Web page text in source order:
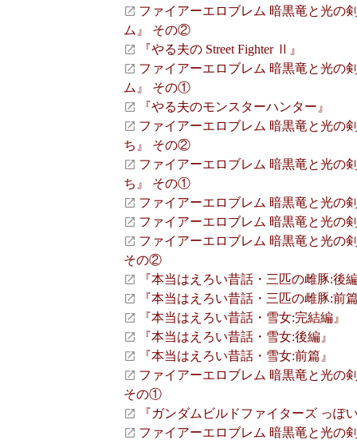
ファイアーエロブレム 暗黒竜と光の
ム』 その②
『やる夫の Street Fighter Ⅱ』
ファイアーエロブレム 暗黒竜と光の
ム』 その①
『やる夫のモンスターハンター』
ファイアーエロブレム 暗黒竜と光の
ち』 その②
ファイアーエロブレム 暗黒竜と光の
ち』 その①
ファイアーエロブレム 暗黒竜と光の
ファイアーエロブレム 暗黒竜と光の
ファイアーエロブレム 暗黒竜と光の
その②
『本当はえろい昔話・三匹の雌豚:後編
『本当はえろい昔話・三匹の雌豚:前篇
『本当はえろい昔話・雪女:完結編』
『本当はえろい昔話・雪女:後編』
『本当はえろい昔話・雪女:前篇』
ファイアーエロブレム 暗黒竜と光の
その①
『ガンダムビルドファイターズ っぽい
ファイアーエロブレム 暗黒竜と光の